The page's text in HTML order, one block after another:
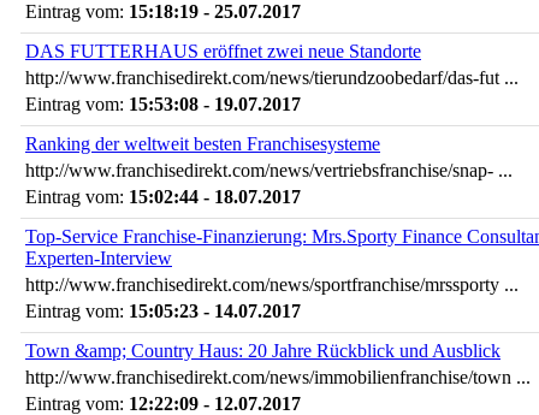
Eintrag vom: 15:18:19 - 25.07.2017
DAS FUTTERHAUS eröffnet zwei neue Standorte
http://www.franchisedirekt.com/news/tierundzoobedarf/das-fut ...
Eintrag vom: 15:53:08 - 19.07.2017
Ranking der weltweit besten Franchisesysteme
http://www.franchisedirekt.com/news/vertriebsfranchise/snap- ...
Eintrag vom: 15:02:44 - 18.07.2017
Top-Service Franchise-Finanzierung: Mrs.Sporty Finance
Experten-Interview
http://www.franchisedirekt.com/news/sportfranchise/mrssporty ...
Eintrag vom: 15:05:23 - 14.07.2017
Town &amp; Country Haus: 20 Jahre Rückblick und Ausblick
http://www.franchisedirekt.com/news/immobilienfranchise/town ...
Eintrag vom: 12:22:09 - 12.07.2017